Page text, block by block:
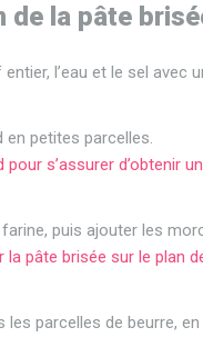
de la pâte
l’eau et le sel avec
en petites parcelles.
s’assurer d’obtenir
puis ajouter les
pâte brisée sur le plan
parcelles de beurre,